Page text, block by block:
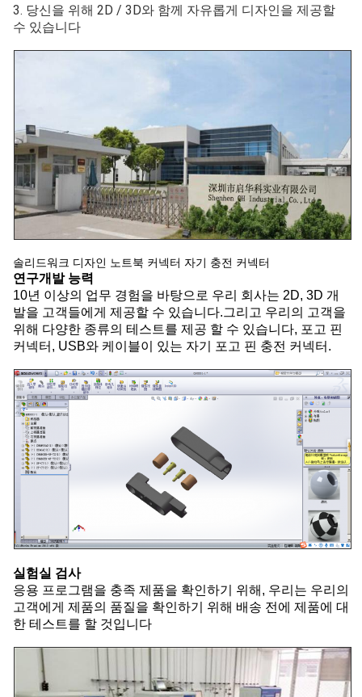
3. 당신을 위해 2D / 3D와 함께 자유롭게 디자인을 제공할
수 있습니다
솔리드워크 디자인 노트북 커넥터 자기 충전 커넥터
연구개발 능력
10년 이상의 업무 경험을 바탕으로 우리 회사는 2D, 3D 개
발을 고객들에게 제공할 수 있습니다.그리고 우리의 고객을
위해 다양한 종류의 테스트를 제공 할 수 있습니다, 포고 핀
커넥터, USB와 케이블이 있는 자기 포고 핀 충전 커넥터.
실험실 검사
응용 프로그램을 충족 제품을 확인하기 위해, 우리는 우리의
고객에게 제품의 품질을 확인하기 위해 배송 전에 제품에 대
한 테스트를 할 것입니다